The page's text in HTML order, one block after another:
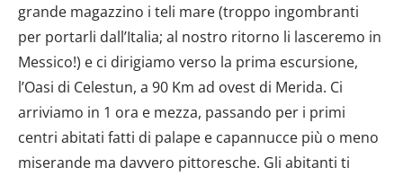
grande magazzino i teli mare (troppo ingombranti
per portarli dall’Italia; al nostro ritorno li lasceremo in
Messico!) e ci dirigiamo verso la prima escursione,
l’Oasi di Celestun, a 90 Km ad ovest di Merida. Ci
arriviamo in 1 ora e mezza, passando per i primi
centri abitati fatti di palape e capannucce più o meno
miserande ma davvero pittoresche. Gli abitanti ti